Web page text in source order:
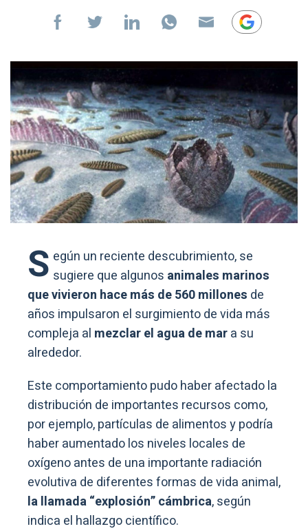
S egún un reciente descubrimiento, se
sugiere que algunos animales marinos
que vivieron hace más de 560 millones de
años impulsaron el surgimiento de vida más
compleja al mezclar el agua de mara su
alrededor.
Este comportamiento pudo haber afectado la
distribución de importantes recursos como,
por ejemplo, partículas de alimentos y podría
haber aumentado los niveles locales de
oxígeno antes de una importante radiación
evolutiva de diferentes formas de vida animal,
la llamada “explosión” cámbrica, según
indica el hallazgo científico.